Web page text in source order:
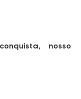
nosso